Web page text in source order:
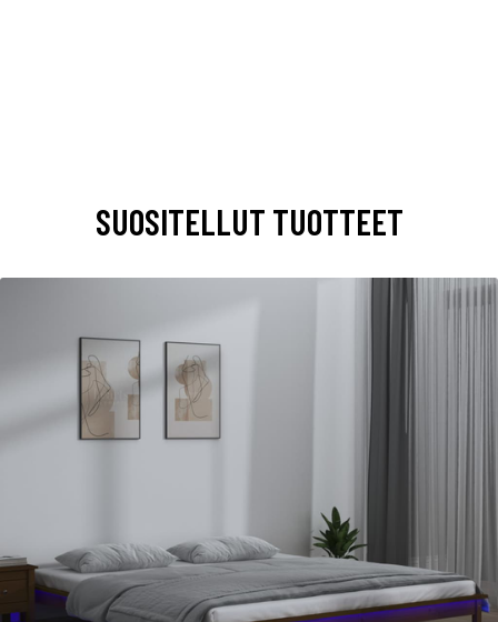
SUOSITELLUT TUOTTEET